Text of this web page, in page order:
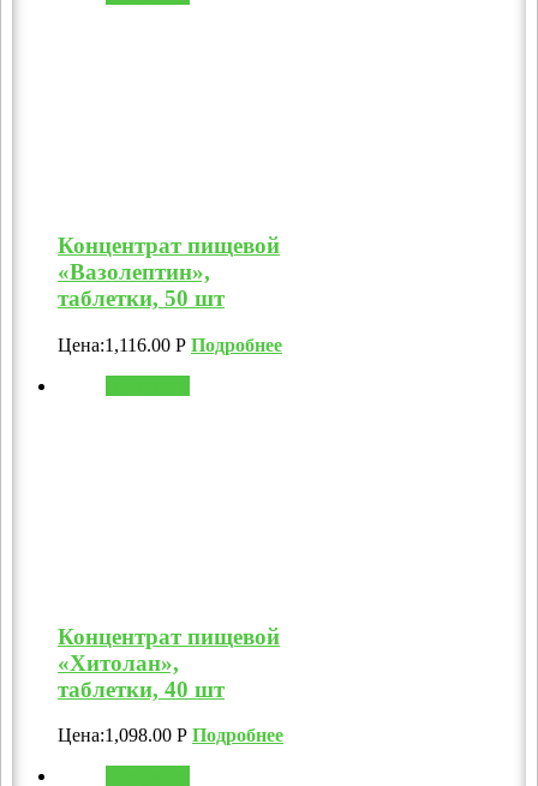
Концентрат пищевой
«Вазолептин»,
таблетки, 50 шт
Цена:1,116.00 Р Подробнее
Концентрат пищевой
«Хитолан»,
таблетки, 40 шт
Цена:1,098.00 Р Подробнее